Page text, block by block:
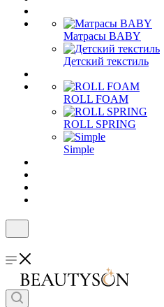
Матрасы BABY
Детский текстиль
ROLL FOAM
ROLL SPRING
Simple